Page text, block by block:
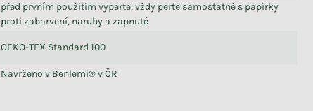
před prvním použitím vyperte, vždy perte samostatně s papírky
proti zabarvení, naruby a zapnuté
OEKO-TEX Standard 100
Navrženo v Benlemi® v ČR